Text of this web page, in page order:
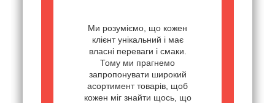
Ми розуміємо, що кожен
клієнт унікальний і має
власні переваги і смаки.
Тому ми прагнемо
запропонувати широкий
асортимент товарів, щоб
кожен міг знайти щось, що